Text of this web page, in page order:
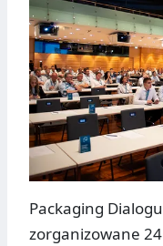
Packaging
zorganizowane